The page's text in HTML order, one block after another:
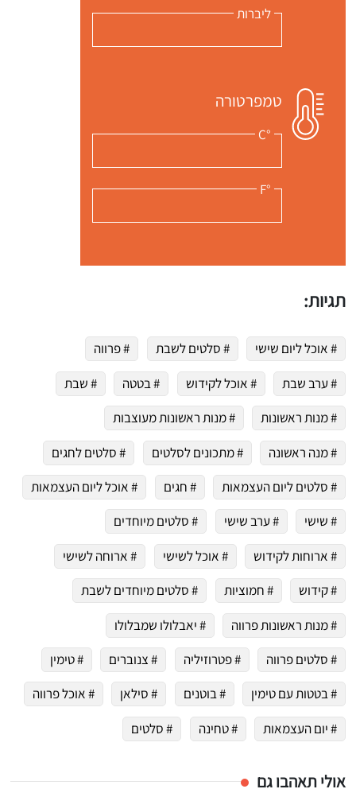
שלי "פודיק" כמנויים עוד היום!
ליברות
טמפרטורה
°C
°F
תגיות:
# אוכל ליום שישי # סלטים לשבת
# פרווה
# ערב שבת
# אוכל לקידוש # בטטה
# שבת
# מנות ראשונות
# מנות ראשונות מעוצבות
# מנה ראשונה
# מתכונים לסלטים
# סלטים לחגים
# סלטים ליום העצמאות
# חגים
# אוכל ליום העצמאות
# שישי
# ערב שישי
# סלטים מיוחדים
# ארוחות לקידוש
# אוכל לשישי
# ארוחה לשישי
# קידוש
# חמוציות
# סלטים מיוחדים לשבת
# מנות ראשונות פרווה
# יאבלולו שמבלולו
# סלטים פרווה
# פטרוזיליה # צנוברים
# טימין
# בטטות עם טימין
# בוטנים # סילאן
# אוכל פרווה
# יום העצמאות
# טחינה # סלטים
אולי תאהבו גם